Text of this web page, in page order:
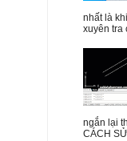
nhất là
xuyên tra
ngắn lại
CÁCH